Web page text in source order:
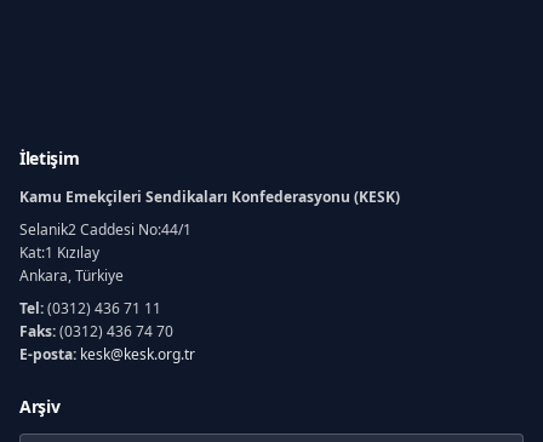
İletişim
Kamu Emekçileri Sendikaları Konfederasyonu (KESK)
Selanik2 Caddesi No:44/1
Kat:1 Kızılay
Ankara, Türkiye
Tel:(0312) 436 71 11
Faks:(0312) 436 74 70
E-posta: kesk@kesk.org.tr
Arşiv